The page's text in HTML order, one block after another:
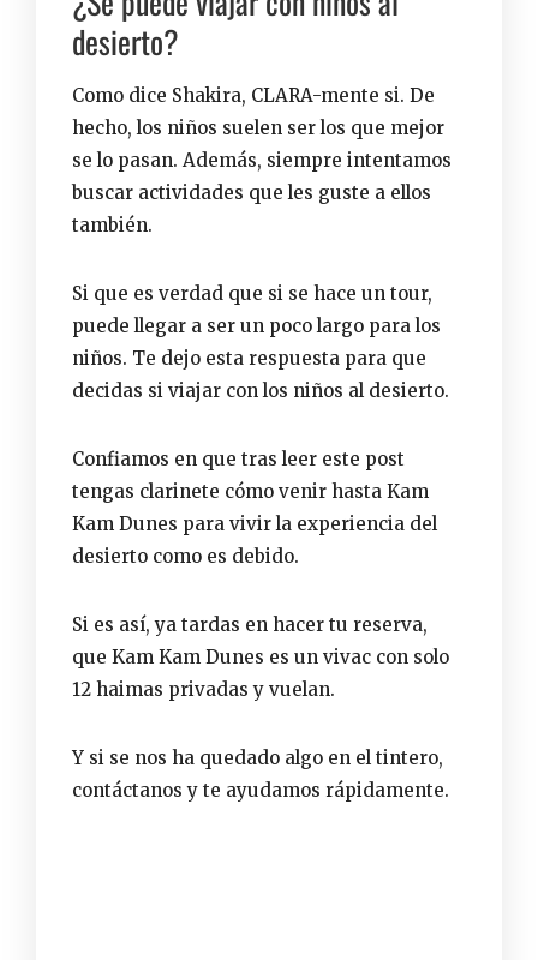
desierto?
Como dice Shakira, CLARA-mente si. De
hecho, los niños suelen ser los que mejor
se lo pasan. Además, siempre intentamos
buscar actividades que les guste a ellos
también.
Si que es verdad que si se hace un tour,
puede llegar a ser un poco largo para los
niños. Te dejo esta respuesta para que
decidas si viajar con los niños al desierto.
Confiamos en que tras leer este post
tengas clarinete cómo venir hasta Kam
Kam Dunes para vivir la experiencia del
desierto como es debido.
Si es así, ya tardas en hacer tu reserva,
que Kam Kam Dunes es un vivac con solo
12 haimas privadas y vuelan.
Y si se nos ha quedado algo en el tintero,
contáctanos y te ayudamos rápidamente.